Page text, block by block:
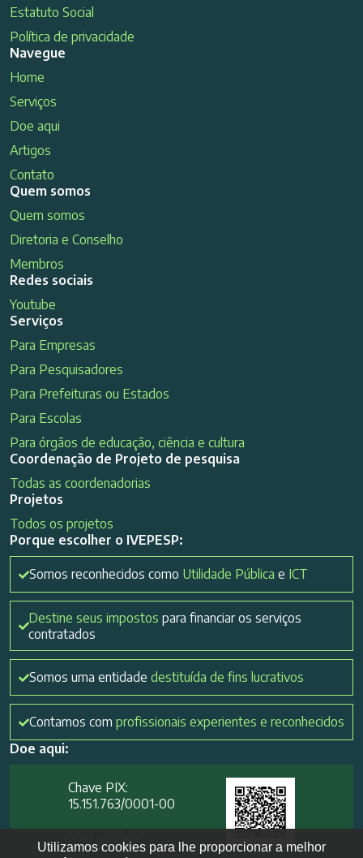
Estatuto Social
Política de privacidade
Navegue
Home
Serviços
Doe aqui
Artigos
Contato
Quem somos
Quem somos
Diretoria e Conselho
Membros
Redes sociais
Youtube
Serviços
Para Empresas
Para Pesquisadores
Para Prefeituras ou Estados
Para Escolas
Para órgãos de educação, ciência e cultura
Coordenação de Projeto de pesquisa
Todas as coordenadorias
Projetos
Todos os projetos
Porque escolher o IVEPESP:
Somos reconhecidos como Utilidade Pública e ICT
Destine seus impostos para financiar os serviços
contratados
Somos uma entidade destituída de fins lucrativos
Contamos com profissionais experientes e reconhecidos
Doe aqui:
Chave PIX:
15.151.763/0001-00​
Utilizamos cookies para lhe proporcionar a melhor